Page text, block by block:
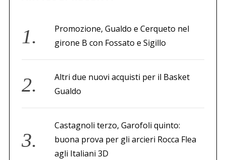
Promozione, Gualdo e Cerqueto nel
girone B con Fossato e Sigillo
Altri due nuovi acquisti per il Basket
Gualdo
Castagnoli terzo, Garofoli quinto:
buona prova per gli arcieri Rocca Flea
agli Italiani 3D